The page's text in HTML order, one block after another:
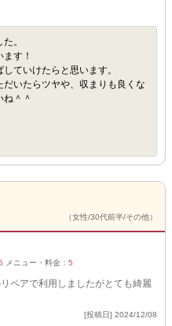
。
す！
ていけたらと思います。
いたらツヤや、収まりも良くな
ね＾＾
（女性/30代前半/その他）
メニュー・料金： 5
ペアで利用しましたがとても綺麗
[投稿日] 2024/12/08